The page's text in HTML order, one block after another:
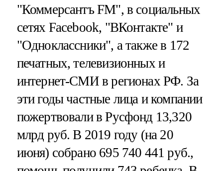
"Коммерсантъ FM", в социальных
сетях Facebook, "ВКонтакте" и
"Одноклассники", а также в 172
печатных, телевизионных и
интернет-СМИ в регионах РФ. За
эти годы частные лица и компании
пожертвовали в Русфонд 13,320
млрд руб. В 2019 году (на 20
июня) собрано 695 740 441 руб.,